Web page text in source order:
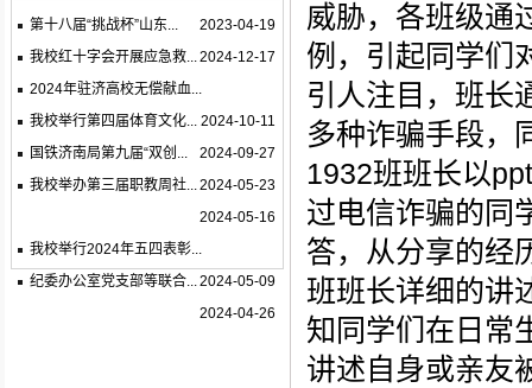
第十八届“挑战杯”山东...
2023-04-19
我校红十字会开展应急救...2024-12-17
2024年驻济高校无偿献血...
2024-10-11
我校举行第四届体育文化...
2024-09-27
国铁济南局第九届“双创...
2024-05-23
我校举办第三届职教周社...
2024-05-16
我校举行2024年五四表彰...
2024-05-09
纪委办公室党支部等联合...
2024-04-26
威胁，各班级通
例， 引起同学们
引人注目，班长
多种诈骗手段，
1932班班长以
过电信诈骗的同
答，从分享的经
班班长详细的讲
知同学们在日常
讲述自身或亲友